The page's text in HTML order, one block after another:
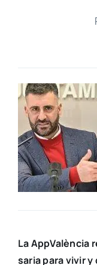
La App­Va­lèn­cia
sa­ria para vivir